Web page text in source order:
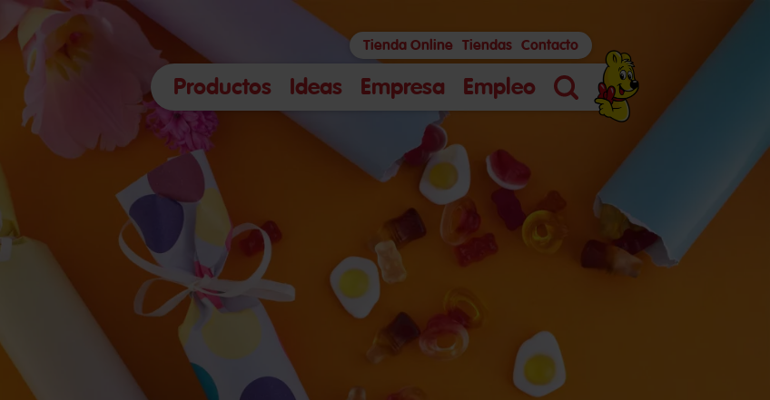
Productos Ideas Empresa Empleo
Búsqueda
Tienda Online Tiendas Contacto